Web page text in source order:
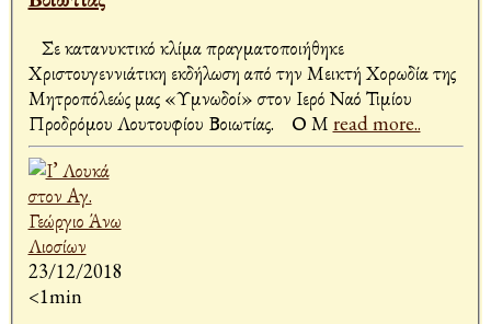
Σε κατανυκτικό κλίμα πραγματοποιήθηκε
Χριστουγεννιάτικη εκδήλωση από την Μεικτή Χορωδία της
Μητροπόλεώς μας «Υμνωδοί» στον Ιερό Ναό Τιμίου
Προδρόμου Λουτουφίου Βοιωτίας. Ο Μ read more..
23/12/2018
<1min